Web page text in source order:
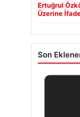
Ertuğrul
Üzerine
Son